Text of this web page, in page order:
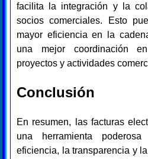
facilita la integración y la
socios comerciales. Esto
mayor eficiencia en la
una mejor coordinación
proyectos y actividades
Conclusión
En resumen, las facturas
una herramienta
eficiencia, la transparencia y